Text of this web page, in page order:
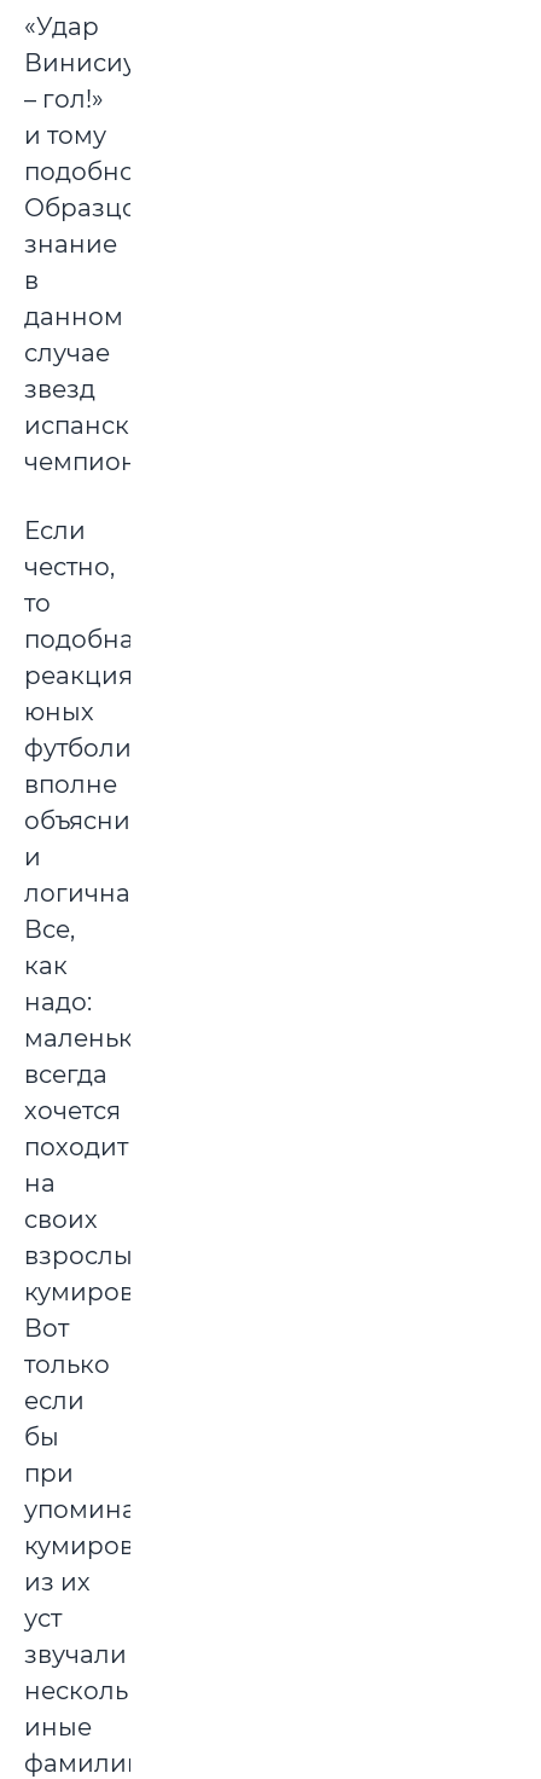
«Удар
Винисиуса
– гол!»
и тому
подобное.
Образцовое
знание
в
данном
случае
звезд
испанского
чемпионата.
Если
честно,
то
подобная
реакция
юных
футболистов
вполне
объяснима
и
логична.
Все,
как
надо:
маленьким
всегда
хочется
походить
на
своих
взрослых
кумиров.
Вот
только
если
бы
при
упоминании
кумиров
из их
уст
звучали
несколько
иные
фамилии…